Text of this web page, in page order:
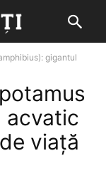
gigantul
acvatic
viață